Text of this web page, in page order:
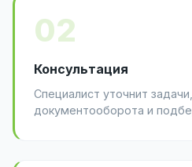
02
Консультация
Специалист уточнит
документооборота и